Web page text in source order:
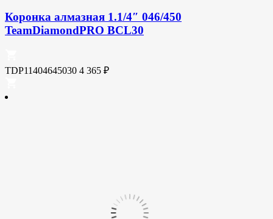
Коронка алмазная 1.1/4″ 046/450
TeamDiamondPRO BCL30
TDP11404645030 4 365 ₽